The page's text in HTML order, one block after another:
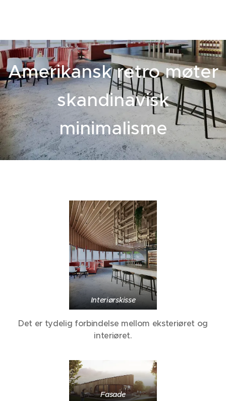
Amerikansk retro møter
skandinavisk
minimalisme
Interiørskisse
Det er tydelig forbindelse mellom eksteriøret og
interiøret.
Fasade